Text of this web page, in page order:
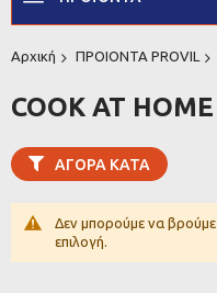
Αρχική ΠΡΟΙΟΝΤΑ PROVIL
COOK AT HOME
Δεν μπορούμε να
επιλογή.
ΑΓΟΡΆ ΚΑΤΆ